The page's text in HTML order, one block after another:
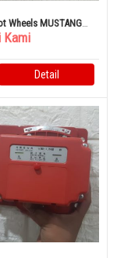
Wheels MUSTANG
CAR
Kami
Detail